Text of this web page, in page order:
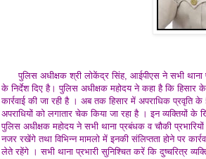
पुलिस अधीक्षक श्री लोकेंद्र सिंह, आईपीएस ने सभी थाना
के निर्देश दिए है। पुलिस अधीक्षक महोदय ने कहा है कि हिसार के
कार्रवाई की जा रही है । अब तक हिसार में अपराधिक
अपराधियों को लगातार चेक किया जा रहा है । इन व्यक्तियों
पुलिस अधीक्षक महोदय ने सभी थाना प्रबंधक व चौकी
नजर रखेंगे तथा विभिन्न मामलो में इनकी संलिप्तता होने पर
लेते रहेंगे । सभी थाना प्रभारी सुनिश्चित करें कि दुष्चरित्र